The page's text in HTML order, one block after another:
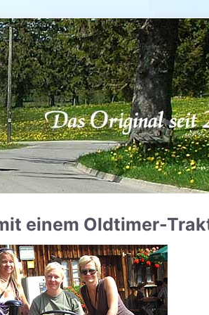
einem Oldtimer-